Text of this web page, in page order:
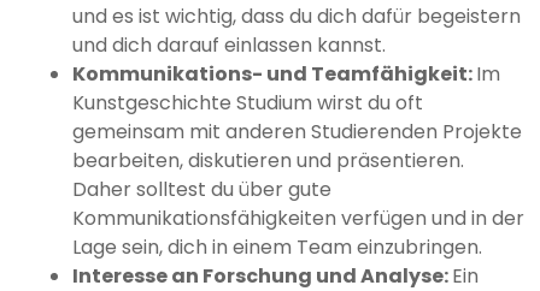
und es ist wichtig, dass du dich dafür begeistern
und dich darauf einlassen kannst.
Kommunikations- und Teamfähigkeit:Im
Kunstgeschichte Studium wirst du oft
gemeinsam mit anderen Studierenden Projekte
bearbeiten, diskutieren und präsentieren.
Daher solltest du über gute
Kommunikationsfähigkeiten verfügen und in der
Lage sein, dich in einem Team einzubringen.
Interesse an Forschung und Analyse:Ein